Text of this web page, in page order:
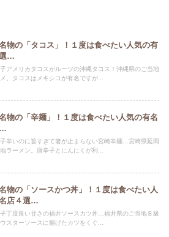
物の「タコス」！１度は食べたい人気の有
…
アメリカタコスがルーツの沖縄タコス！沖縄県のご当地
。タコスはメキシコが有名ですが...
物の「辛麺」！１度は食べたい人気の有名
辛いのに旨すぎて箸が止まらない宮崎辛麺…宮崎県延岡
ラーメン。唐辛子とにんにくが利...
物の「ソースかつ丼」！１度は食べたい人
店４選…
丁度良い甘さの福井ソースカツ丼…福井県のご当地Ｂ級
スターソースに揚げたカツをくぐ...